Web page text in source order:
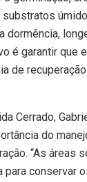
dormência,
é garantir que
de
Cerrado,
do
“As áreas
conservar